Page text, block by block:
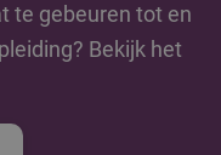
te gebeuren tot en
Bekijk het